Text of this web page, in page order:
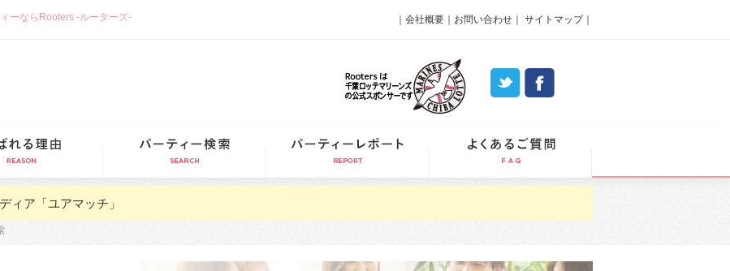
ーならRooters -ルーターズ- 会社概要 お問い合わせ サイトマップ｜
ィア「ユアマッチ」